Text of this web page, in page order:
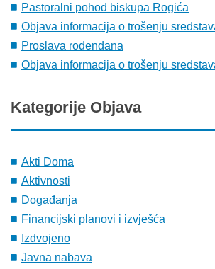
Pastoralni pohod biskupa Rogića
Objava informacija o trošenju
Proslava rođendana
Objava informacija o trošenju
Kategorije Objava
Akti Doma
Aktivnosti
Događanja
Financijski planovi i izvješća
Izdvojeno
Javna nabava